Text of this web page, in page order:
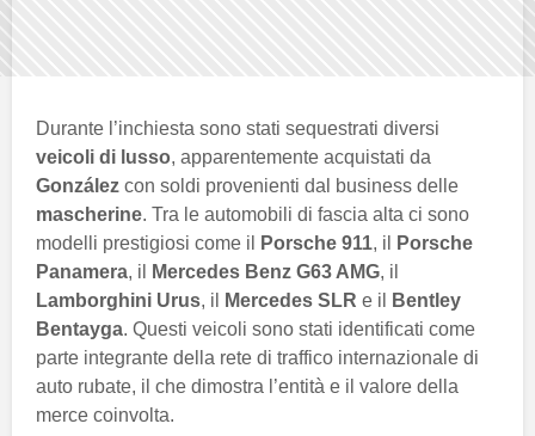
Durante l’inchiesta sono stati sequestrati diversi
veicoli di lusso, apparentemente acquistati da
González con soldi provenienti dal business delle
mascherine. Tra le automobili di fascia alta ci sono
modelli prestigiosi come il
Porsche 911, il
Porsche
Panamera, il Mercedes Benz G63 AMG, il
Lamborghini Urus, il Mercedes SLR e il
Bentley
Bentayga. Questi veicoli sono stati identificati come
parte integrante della rete di traffico internazionale di
auto rubate, il che dimostra l’entità e il valore della
merce coinvolta.